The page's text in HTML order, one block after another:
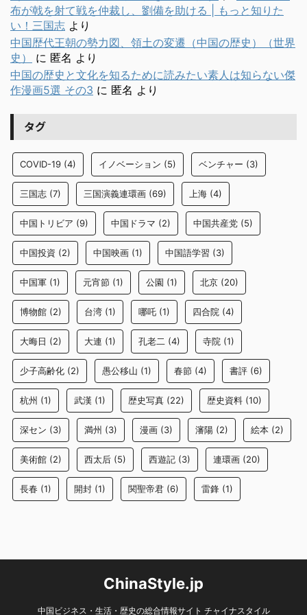
布が戟を射て戦を仲裁し、劉備を助ける | もっと知りた
い！三国志 より
中国歴代王朝の勢力図、領土の変遷（中国の歴史）（世界
史）
に 匿名 より
中国の歴史と文化を知るために読みたい素人は知らない傑
作漫画5選 その3 に 匿名 より
タグ
COVID-19 (4) イノベーション (5) ベンチャー (3)
三国志 (7) 三国演義連環画 (69) 上海 (4)
中国トリビア (9) 中国ドラマ (2) 中国共産党 (5)
中国投資 (2) 中国映画 (1) 中国語学習 (3)
中国軍 (1) 元宵節 (1) 公園 (1) 北京 (20)
博物館 (2) 台湾 (1) 哪吒 (1) 四合院 (4)
大晦日 (2) 大連 (1) 孔老二 (4) 寺院 (1)
少子高齢化 (2) 愚公移山 (1) 春節 (4) 書評 (6)
杭州 (1) 武漢 (1) 歴史写真 (22) 歴史資料 (10)
深セン (3) 満州 (3) 漫画 (3) 瀋陽 (2) 絵本 (2)
美術館 (2) 西太后 (5) 西遊記 (3) 連環画 (20)
長春 (1) 開封 (1) 関聖帝君 (6) 雷鋒 (1)
ChinaStyle.jp
中国ビジネス・生活・歴史の総合情報サイト チャイナスタイル